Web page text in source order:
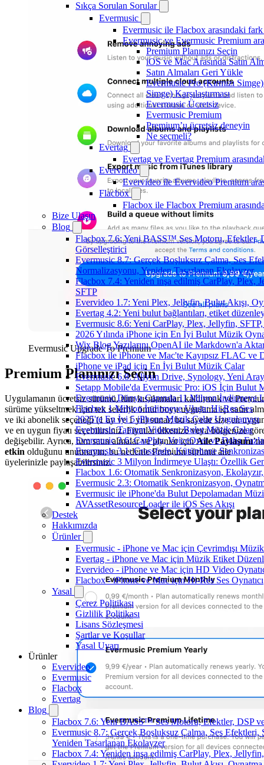
Sıkça Sorulan Sorular
Evermusic
Evermusic ile Flacbox arasındaki
Evermusic ve Evermusic Premium
Premium Planınızı Seçin
iOS ve Mac Arasında Satın
Satın Almaları Geri Yükle
Evermusic Pro (Kırmızı
Simge) Karşılaştırması
Evermusic Ücretsiz
Evermusic Premium
Premium’u ücretsiz deneyin
Ne seçmeli?
Evertag
Evertag ve Evertag Premium
Evervideo
Evervideo ile Evervideo Premium
Flacbox
Flacbox ile Flacbox Premium
Bize Ulaşın
Blog
Flacbox 7.6: Yeni BASS™ Ses Motoru, Efektler,
Görselleştirici
Evermusic 8.7: Gerçek Boşluksuz Çalma, Ses
Normalizasyonu, Yeniden Tasarlanan Ekolayzer
Flacbox 7.4: Yeniden inşa edilmiş CarPlay, Plex,
SFTP
Evervideo 1.7: Yeni Plex, Jellyfin, Bulut Akışı,
Evertag 4.2: Yeni bulut bağlantıları, etiket
Evermusic 8.6: Yeni CarPlay, Plex, Jellyfin,
2026 Yılında iPhone için En İyi Bulut Müzik
Wix Blog Yazılarını OpenAI ile Markdown'a
Flacbox ile iPhone ve Mac'te Kayıpsız FLAC ve
iPhone ve iPad için En İyi Bulut Müzik Çalar
Evermusic 6.8: Aliyun Drive, Synology, Yeni
Setapp Mobile'da Evermusic Pro: iOS İçin Bulut
Evermusic Dünya Çapında 11 Milyon İndirmeye
Flacbox 1 Milyon İndirmeye Ulaştı: Hi-Res Ses
2025'te En İyi 5 iPhone Müzik Çalar Uygulaması
Evermusic Tanıtım Videosu: Bulut Müzik Çalar
Evermusic 3.6: CarPlay, VoiceOver ve Daha
Evermusic 3.1: Crossfade, Kütüphane
Evermusic 3 Milyon İndirmeye Ulaştı: Özellik
Flacbox 1.6: Otomatik Senkronizasyon,
Evermusic 2.3: Otomatik Senkronizasyon,
Evermusic ile iPhone'da Bulut Depolamadan
AVAssetResourceLoader ile iOS Ses Akışı
Destek
Hakkımızda
Ürünler
Evermusic - iPhone ve Mac için Çevrimdışı
Evertag - iPhone ve Mac için Müzik Etiket
Evervideo - iPhone ve Mac için HD Video
Flacbox - iPhone ve Mac için Hi-Res Ses Oynatıcı
Yasal
Çerez Politikası
Gizlilik Politikası
Lisans Sözleşmesi
Şartlar ve Koşullar
Yasal Uyarı
Ürünler
Evervideo
Evermusic
Flacbox
Evertag
Blog
Flacbox 7.6: Yeni BASS™ Ses Motoru, Efektler, DSP
Evermusic 8.7: Gerçek Boşluksuz Çalma, Ses Efektleri,
Yeniden Tasarlanan Ekolayzer
Flacbox 7.4: Yeniden inşa edilmiş CarPlay, Plex,
Evermusic Upgrade To Premium
Premium Planınızı Seçin
Uygulamanın ücretsiz sürümü, tüm kısıtlamaları kaldırmak ve
sürüme yükseltmek için tek seferlik ömür boyu uygulama içi satın
ve iki abonelik seçeneği (1 ay ve 1 yıl) sunar; bu sayede size en
ve en uygun fiyatı seçebilirsiniz. Fiyatlar ülkenize veya bölgenize
değişebilir. Ayrıca, tüm satın almalar ve planlar içinAile Paylaşımı
etkin olduğunu unutmayın; bu nedenle Premium sürümü aile
üyelerinizle paylaşabilirsiniz.